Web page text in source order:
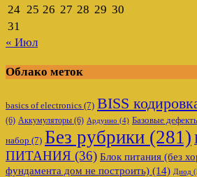
24 25 26 27 28 29 30
31
« Июл
Облако меток
basics of electronics (7) BISS
(6) Аккумуляторы (6) Ардуино (4) Базовые
набор (7) Без рубрики (281)
ПИТАНИЯ (36) Блок питания (без
фундамента дом не построить) (14) Диод